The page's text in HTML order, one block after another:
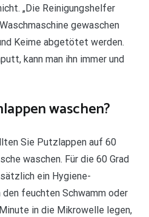
„Die Reinigungshelfer
gewaschen
Keime abgetötet werden.
kann man ihn immer und
waschen?
Sie Putzlappen auf 60
waschen. Für die 60 Grad
ein Hygiene-
den feuchten Schwamm oder
in die Mikrowelle legen,